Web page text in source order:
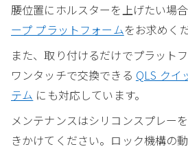
腰位置にホルスターを上げたい場
ープ プラットフォームをお求めく
また、取り付けるだけでプラット
ワンタッチで交換できる QLS クイ
テム にも対応しています。
メンテナンスはシリコンスプレー
きかけてください。ロック機構の